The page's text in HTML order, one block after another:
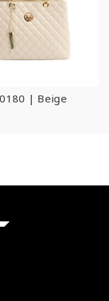
| Beige